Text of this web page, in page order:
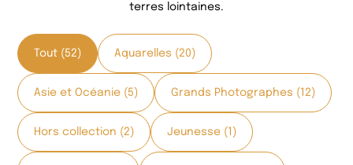
terres lointaines.
Tout (52) Aquarelles (20)
Asie et Océanie (5) Grands Photographes (12)
Hors collection (2) Jeunesse (1)